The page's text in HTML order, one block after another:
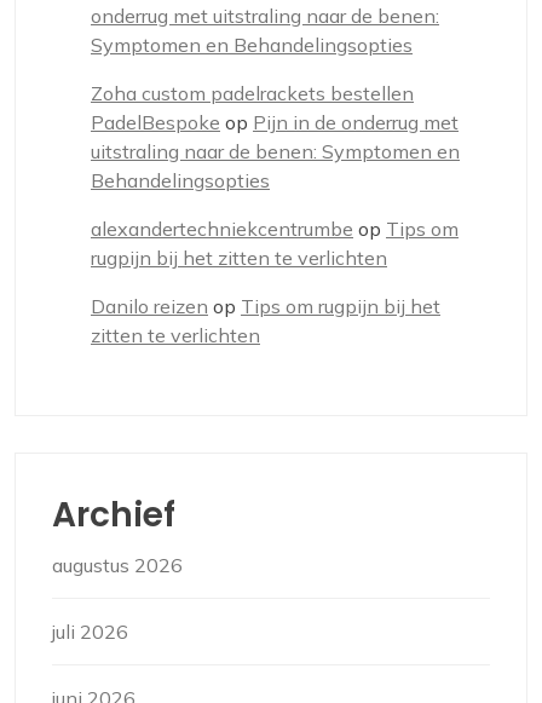
onderrug met uitstraling naar de benen:
Symptomen en Behandelingsopties
Zoha custom padelrackets bestellen
PadelBespoke op Pijn in de onderrug met
uitstraling naar de benen: Symptomen en
Behandelingsopties
alexandertechniekcentrumbe op Tips om
rugpijn bij het zitten te verlichten
Danilo reizen op Tips om rugpijn bij het
zitten te verlichten
Archief
augustus 2026
juli 2026
juni 2026